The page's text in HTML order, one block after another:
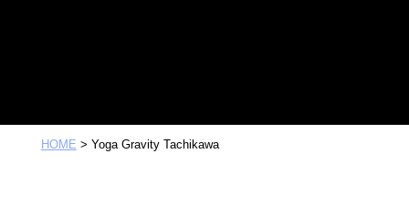
HOME > Yoga Gravity Tachikawa